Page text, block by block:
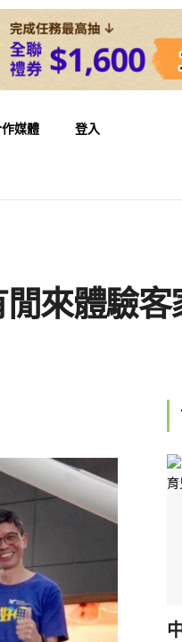
媒體 登入
來體驗客